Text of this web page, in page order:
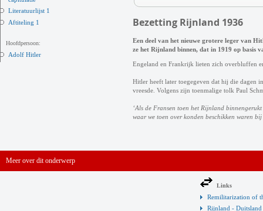
Literatuurlijst 1
Aftiteling 1
Hoofdpersoon:
Adolf Hitler
Bezetting Rijnland 1936
Een deel van het nieuwe grotere leger van
ze het Rijnland binnen, dat in 1919 op basis
Engeland en Frankrijk lieten zich overbluffen
Hitler heeft later toegegeven dat hij die dagen
vreesde. Volgens zijn toenmalige tolk Paul
‘Als de Fransen toen het Rijnland
waar we toen over konden beschikken waren
Meer over dit onderwerp
Links
Remilitarization of
Rijnland -